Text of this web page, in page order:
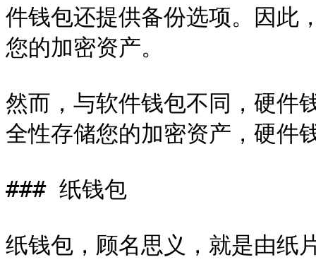
件钱包还提供备份选项。因此
您的加密资产。
然而，与软件钱包不同，硬件
全性存储您的加密资产，硬件
### 纸钱包
纸钱包，顾名思义，就是由纸